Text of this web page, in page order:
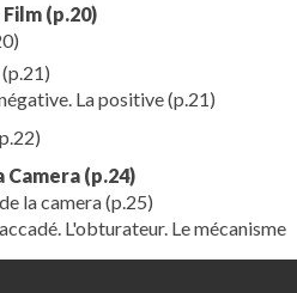
Film (p.20)
(p.21)
La positive(p.21)
Camera (p.24)
la camera(p.25)
L'obturateur. Le mécanisme